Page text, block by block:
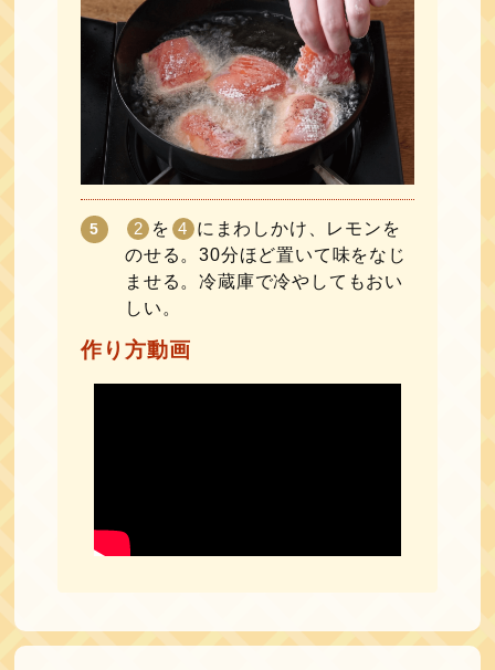
2 を 4 にまわしかけ、レモンを
のせる。30分ほど置いて味をなじ
ませる。冷蔵庫で冷やしてもおい
しい。
作り方動画